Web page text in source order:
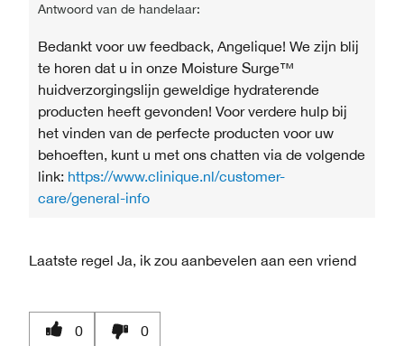
Antwoord van de handelaar:
Bedankt voor uw feedback, Angelique! We zijn blij
te horen dat u in onze Moisture Surge™
huidverzorgingslijn geweldige hydraterende
producten heeft gevonden! Voor verdere hulp bij
het vinden van de perfecte producten voor uw
behoeften, kunt u met ons chatten via de volgende
link: https://www.clinique.nl/customer-
care/general-info
Laatste regel Ja, ik zou aanbevelen aan een vriend
0 0